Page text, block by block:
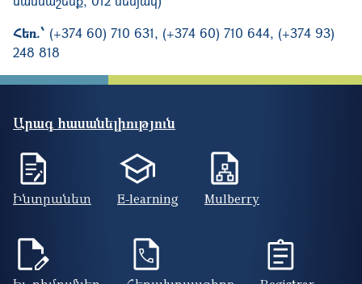
Հեռ.՝ (+374 60) 710 631, (+374 60) 710 644, (+374 93)
248 818
Արագ հասանելիություն
Ինտրանետ E-learning Mulberry